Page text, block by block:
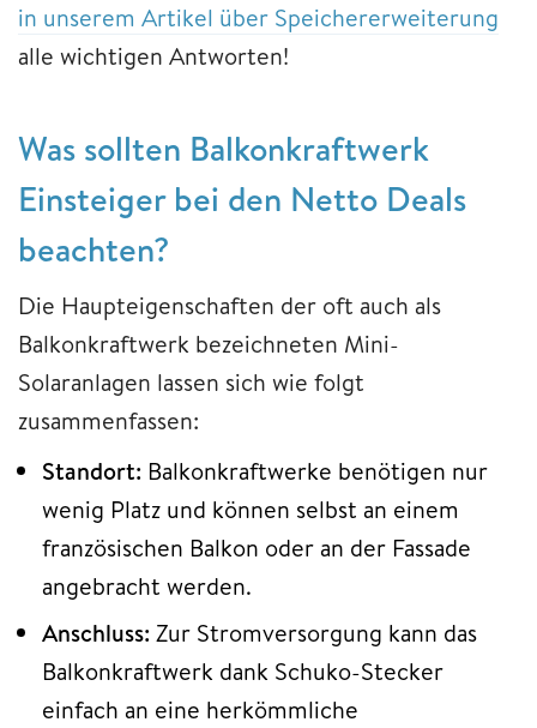
in unserem Artikel über Speichererweiterung
alle wichtigen Antworten!
Was sollten Balkonkraftwerk
Einsteiger bei den Netto Deals
beachten?
Die Haupteigenschaften der oft auch als
Balkonkraftwerk bezeichneten Mini-
Solaranlagen lassen sich wie folgt
zusammenfassen:
Standort: Balkonkraftwerke benötigen nur
wenig Platz und können selbst an einem
französischen Balkon oder an der Fassade
angebracht werden.
Anschluss: Zur Stromversorgung kann das
Balkonkraftwerk dank Schuko-Stecker
einfach an eine herkömmliche